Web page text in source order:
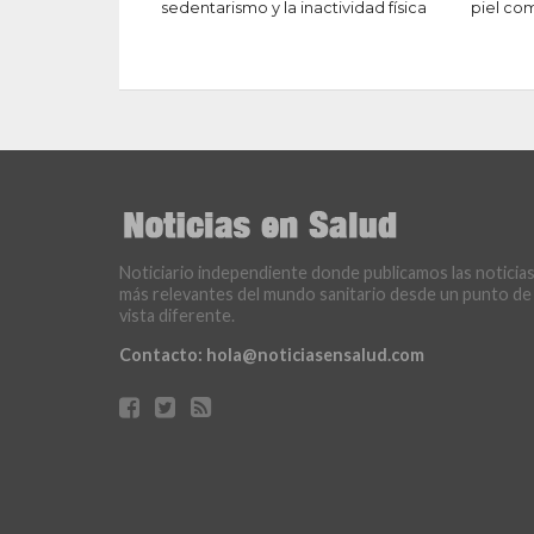
sedentarismo y la inactividad física
piel
Noticiario independiente donde publicamos las noticias
más relevantes del mundo sanitario desde un punto de
vista diferente.
Contacto: hola@noticiasensalud.com